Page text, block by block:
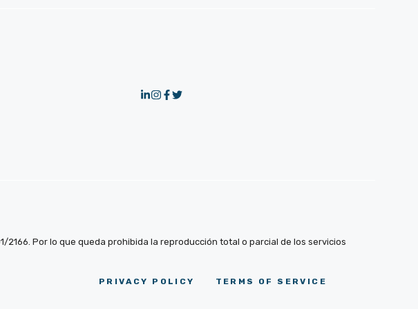
Por lo que queda prohibida la reproducción total o parcial de los servicios
PRIVACY POLICY TERMS OF SERVICE